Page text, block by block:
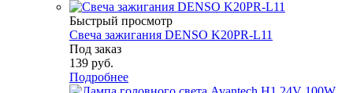
Быстрый просмотр
Свеча зажигания DENSO K20PR-L11
Под заказ
139 руб.
Подробнее